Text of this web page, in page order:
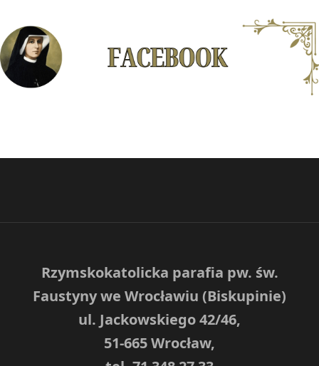
Rzymskokatolicka parafia pw. św.
Faustyny we Wrocławiu (Biskupinie)
ul. Jackowskiego 42/46,
51-665 Wrocław,